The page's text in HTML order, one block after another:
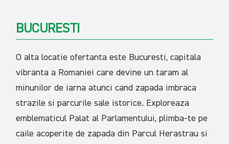
BUCURESTI
O alta locatie ofertanta este Bucuresti, capitala
vibranta a Romaniei care devine un taram al
minunilor de iarna atunci cand zapada imbraca
strazile si parcurile sale istorice. Exploreaza
emblematicul Palat al Parlamentului, plimba-te pe
caile acoperite de zapada din Parcul Herastrau si